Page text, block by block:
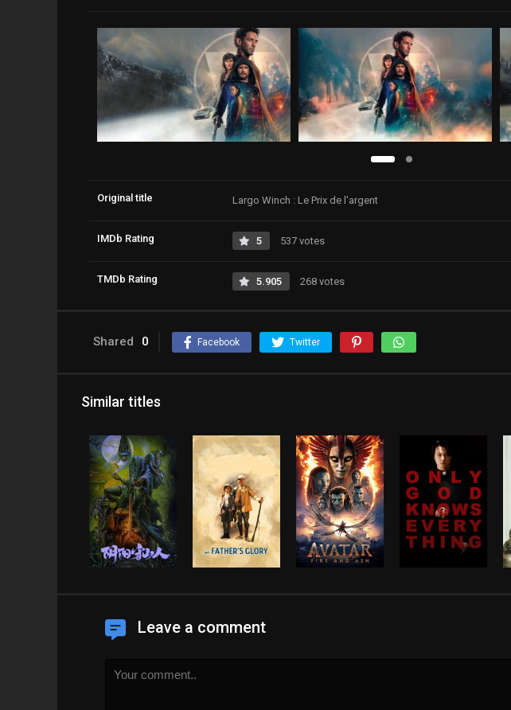
Original title Largo Winch : Le Prix de l'argent
IMDb Rating 5 537 votes
TMDb Rating 5.905 268 votes
Shared 0 Facebook Twitter
Similar titles
Leave a comment